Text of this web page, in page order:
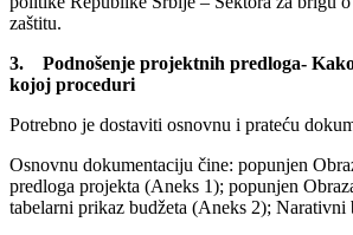
zaštitu.
3. Podnošenje projektnih predloga-
kojoj proceduri
Potrebno je dostaviti osnovnu i prateću
Osnovnu dokumentaciju čine: popunjen
predloga projekta (Aneks 1); popunjen
tabelarni prikaz budžeta (Aneks 2); Narativni